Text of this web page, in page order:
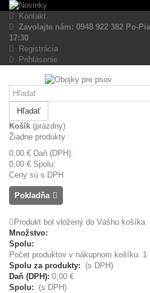
Kontakt
Zavolajte nám: 0948 922 382 Po-
17:30
Registrácia
Prihlásenie
Hľadať
Košík (prázdny)
Žiadne produkty
0,00 € Daň (DPH):
0,00 € Spolu:
Ceny sú s DPH
Pokladňa
Produkt bol vložený do Vášho košíka
Množstvo:
Spolu:
Počet produktov v nákupnom košíku: 1
Spolu za produkty:
(s DPH)
Daň (DPH): 0,00 €
Spolu:
(s DPH)